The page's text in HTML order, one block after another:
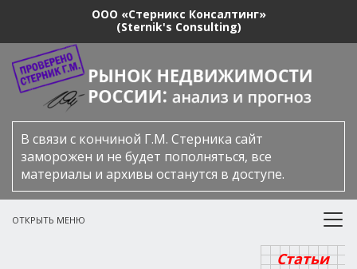
ООО «Стерникс Консалтинг»
(Sternik's Consulting)
В связи с кончиной Г.М. Стерника сайт
заморожен и не будет пополняться, все
материалы и архивы останутся в доступе.
ОТКРЫТЬ МЕНЮ
Статьи